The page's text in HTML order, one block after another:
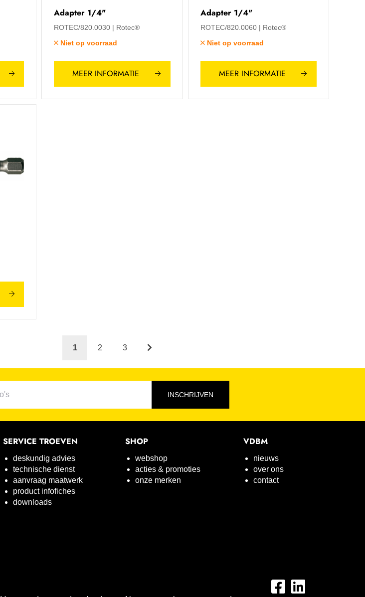
Adapter 1/4"
ROTEC/820.0030
Rotec®
Niet op voorraad
MEER INFORMATIE
Adapter 1/4"
ROTEC/820.0060
Rotec®
Niet op voorraad
MEER INFORMATIE
1 2 3
INSCHRIJVEN
SERVICE TROEVEN
deskundig advies
technische dienst
aanvraag maatwerk
product infofiches
downloads
SHOP
webshop
acties & promoties
onze merken
VDBM
nieuws
over ons
contact